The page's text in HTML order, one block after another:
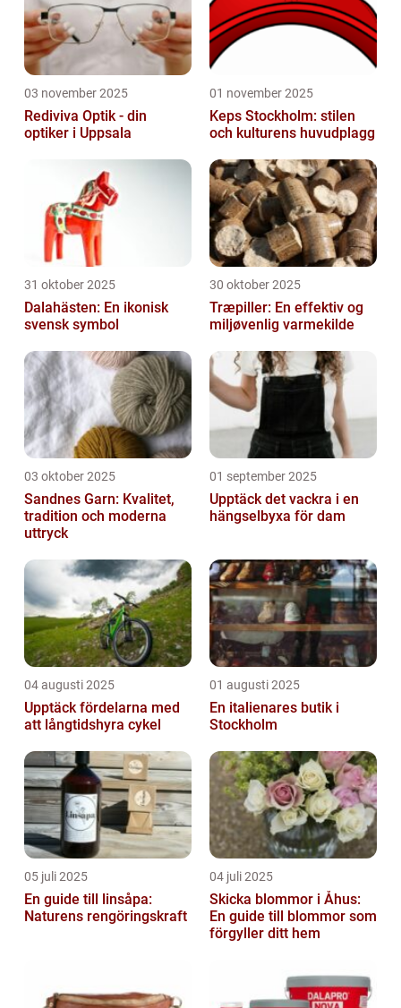
03 november 2025
Rediviva Optik - din
optiker i Uppsala
01 november 2025
Keps Stockholm: stilen
och kulturens huvudplagg
31 oktober 2025
Dalahästen: En ikonisk
svensk symbol
30 oktober 2025
Træpiller: En effektiv og
miljøvenlig varmekilde
03 oktober 2025
Sandnes Garn: Kvalitet,
tradition och moderna
uttryck
01 september 2025
Upptäck det vackra i en
hängselbyxa för dam
04 augusti 2025
Upptäck fördelarna med
att långtidshyra cykel
01 augusti 2025
En italienares butik i
Stockholm
05 juli 2025
En guide till linsåpa:
Naturens rengöringskraft
04 juli 2025
Skicka blommor i Åhus:
En guide till blommor som
förgyller ditt hem